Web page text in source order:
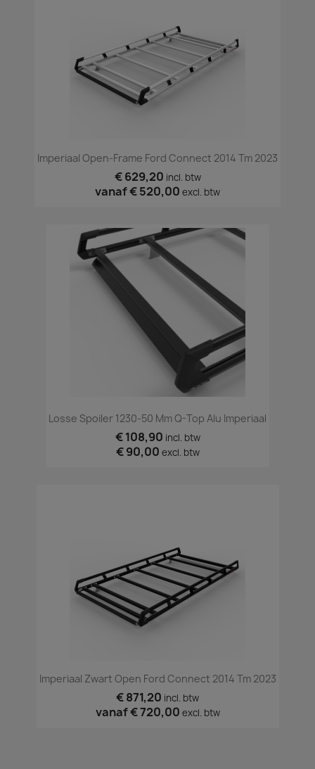
Imperiaal Open-Frame Ford Connect 2014 Tm 2023
€ 629,20 incl. btw
vanaf€ 520,00 excl. btw
Losse Spoiler 1230-50 Mm Q-Top Alu Imperiaal
€ 108,90 incl. btw
€ 90,00 excl. btw
Imperiaal Zwart Open Ford Connect 2014 Tm 2023
€ 871,20 incl. btw
vanaf€ 720,00 excl. btw